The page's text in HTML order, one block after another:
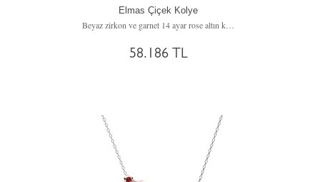
Elmas Çiçek Kolye
Beyaz zirkon ve garnet 14 ayar rose altın kolye (40 cm rose altın rolo zincir)
58.186 TL